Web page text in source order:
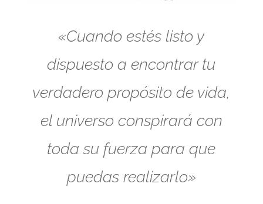
«Cuando estés listo y
dispuesto a encontrar tu
verdadero propósito de vida,
el universo conspirará con
toda su fuerza para que
puedas realizarlo»